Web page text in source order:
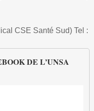
CSE Santé Sud) Tel :
DE L’UNSA